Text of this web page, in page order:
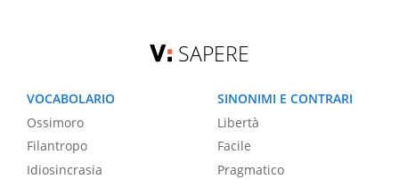
SAPERE
VOCABOLARIO
Ossimoro
Filantropo
Idiosincrasia
SINONIMI E CONTRARI
Libertà
Facile
Pragmatico